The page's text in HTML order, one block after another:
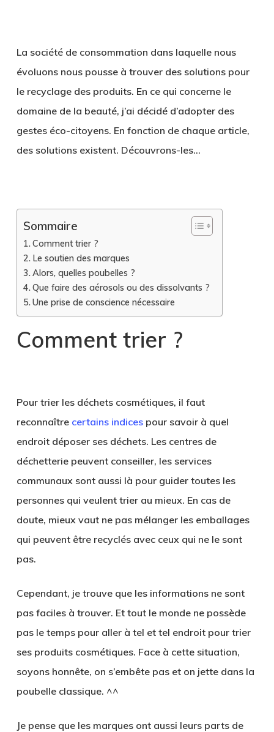
La société de consommation dans laquelle nous
évoluons nous pousse à trouver des solutions pour
le recyclage des produits. En ce qui concerne le
domaine de la beauté, j’ai décidé d’adopter des
gestes éco-citoyens. En fonction de chaque article,
des solutions existent. Découvrons-les…
Sommaire
Comment trier ?
Le soutien des marques
Alors, quelles poubelles ?
Que faire des aérosols ou des dissolvants ?
Une prise de conscience nécessaire
Comment trier ?
Pour trier les déchets cosmétiques, il faut
reconnaître certains indices pour savoir à quel
endroit déposer ses déchets. Les centres de
déchetterie peuvent conseiller, les services
communaux sont aussi là pour guider toutes les
personnes qui veulent trier au mieux. En cas de
doute, mieux vaut ne pas mélanger les emballages
qui peuvent être recyclés avec ceux qui ne le sont
pas.
Cependant, je trouve que les informations ne sont
pas faciles à trouver. Et tout le monde ne possède
pas le temps pour aller à tel et tel endroit pour trier
ses produits cosmétiques. Face à cette situation,
soyons honnête, on s’embête pas et on jette dans la
poubelle classique. ^^
Je pense que les marques ont aussi leurs parts de